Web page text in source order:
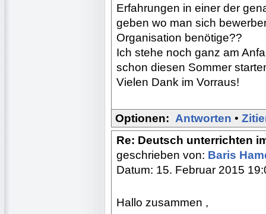
Erfahrungen in einer der
geben wo man sich
Organisation benötige??
Ich stehe noch ganz am
schon diesen Sommer
Vielen Dank im Vorraus!
Optionen: Antworten •
Re: Deutsch unterrichten
geschrieben von: Baris
Datum: 15. Februar 2015
Hallo zusammen ,